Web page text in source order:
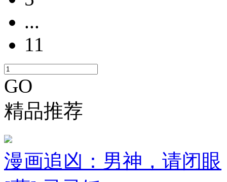
...
11
GO
精品推荐
漫画追凶：男神，请闭眼